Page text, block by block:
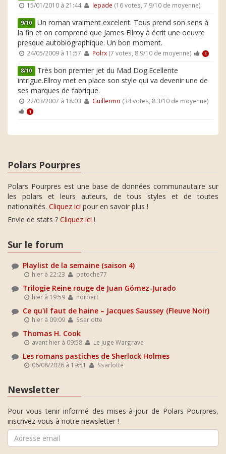
15/01/2010 à 21:44 lepade (16 votes, 7.9/10 de moyenne)
9/10 Un roman vraiment excelent. Tous prend son sens à
la fin et on comprend que James Ellroy à écrit une oeuvre
presque autobiographique. Un bon moment.
24/05/2009 à 11:57 Polrx(7 votes, 8.9/10 de moyenne) 1
8/10 Très bon premier jet du Mad Dog.Ecellente
intrigue.Ellroy met en place son style qui va devenir une de
ses marques de fabrique.
22/03/2007 à 18:03 Guillermo (34 votes, 8.3/10 de moyenne)
1
Polars Pourpres
Polars Pourpres est une base de données communautaire sur
les polars et leurs auteurs, de tous styles et de toutes
nationalités. Cliquez ici pour en savoir plus !
Envie de stats ? Cliquez ici !
Sur le forum
Playlist de la semaine (saison 4)
hier à 22:23 patoche77
Trilogie Reine rouge de Juan Gómez-Jurado
hier à 19:59 norbert
Ce qu'il faut de haine – Jacques Saussey (Fleuve Noir)
hier à 09:09 Ssarlotte
Thomas H. Cook
avant hier à 09:58 Le Juge Wargrave
Les romans pastiches de Sherlock Holmes
06/08/2026 à 19:51 Ssarlotte
Newsletter
Pour vous tenir informé des mises-à-jour de Polars Pourpres,
inscrivez-vous à notre newsletter !